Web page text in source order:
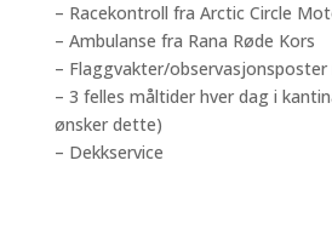
– Racekontroll fra Arctic Circle
– Ambulanse fra Rana Røde Kors
– Flaggvakter/observasjonsposter
– 3 felles måltider hver dag i
ønsker dette)
– Dekkservice